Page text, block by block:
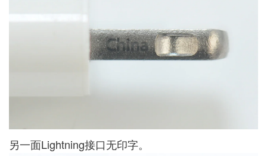
另一面Lightning接口无印字。